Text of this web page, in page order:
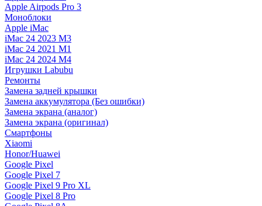
Apple Airpods Pro 3
Моноблоки
Apple iMac
iMac 24 2023 M3
iMac 24 2021 M1
iMac 24 2024 M4
Игрушки Labubu
Ремонты
Замена задней крышки
Замена аккумулятора (Без ошибки)
Замена экрана (аналог)
Замена экрана (оригинал)
Смартфоны
Xiaomi
Honor/Huawei
Google Pixel
Google Pixel 7
Google Pixel 9 Pro XL
Google Pixel 8 Pro